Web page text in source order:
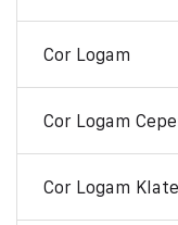
Cor Logam
Cor Logam
Cor Logam